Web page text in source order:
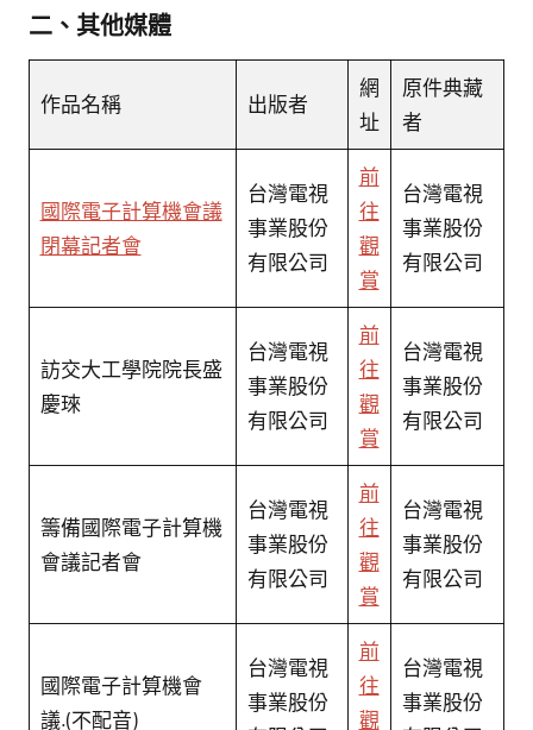
二、其他媒體
作品名稱 出版者
網
址
原件典藏
者
國際電子計算機會議
閉幕記者會
台灣電視
事業股份
有限公司
前
往
觀
賞
台灣電視
事業股份
有限公司
訪交大工學院院長盛
慶琜
台灣電視
事業股份
有限公司
前
往
觀
賞
台灣電視
事業股份
有限公司
籌備國際電子計算機
會議記者會
台灣電視
事業股份
有限公司
前
往
觀
賞
台灣電視
事業股份
有限公司
國際電子計算機會
議.(不配音)
台灣電視
事業股份
前
往
觀
台灣電視
事業股份